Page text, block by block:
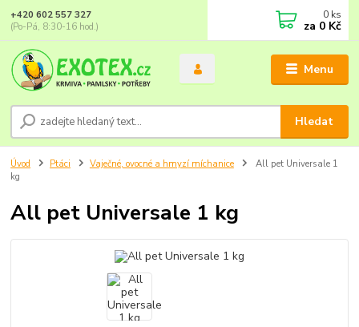
Menu
Hledat
+420 602 557 327
(Po-Pá, 8:30-16 hod.)
0 ks
za 0 Kč
Úvod Ptáci Vaječné, ovocné a hmyzí míchanice
All pet Universale 1
kg
All pet Universale 1 kg